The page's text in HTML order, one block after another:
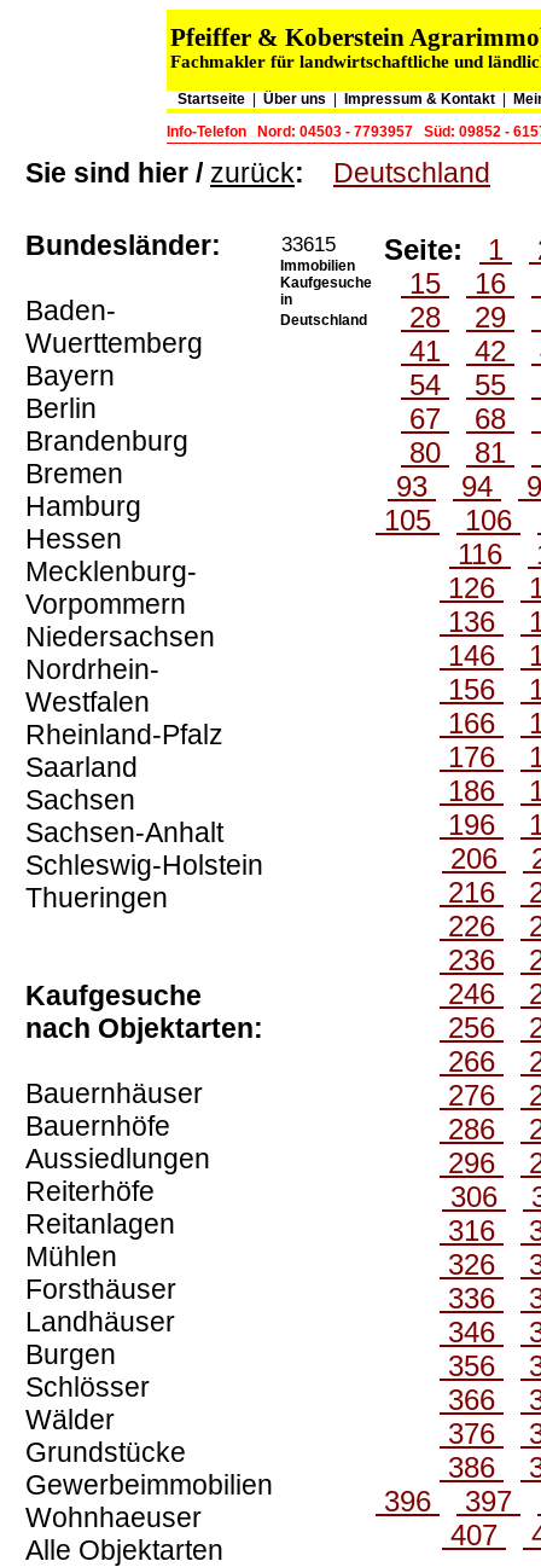
Pfeiffer & Koberstein
Fachmakler für landwirtschaftliche und
Startseite Über uns Impressum & Kontakt
Info-Telefon
Nord: 04503 - 7793957 Süd: 09852 -
Sie sind hier / zurück: Deutschland
Bundesländer:
Baden-
Wuerttemberg
Bayern
Berlin
Brandenburg
Bremen
Hamburg
Hessen
Mecklenburg-
Vorpommern
Niedersachsen
Nordrhein-
Westfalen
Rheinland-Pfalz
Saarland
Sachsen
Sachsen-Anhalt
Schleswig-Holstein
Thueringen
Kaufgesuche
nach Objektarten:
Bauernhäuser
Bauernhöfe
Aussiedlungen
Reiterhöfe
Reitanlagen
Mühlen
Forsthäuser
Landhäuser
Burgen
Schlösser
Wälder
Grundstücke
Gewerbeimmobilien
Wohnhaeuser
Alle Objektarten
33615
Immobilien
Kaufgesuche
in
Deutschland
Seite: 1
15
16
28
29
41
42
54
55
67
68
80
81
93
94
105
106
116
126
136
146
156
166
176
186
196
206
216
226
236
246
256
266
276
286
296
306
316
326
336
346
356
366
376
386
396
397
407